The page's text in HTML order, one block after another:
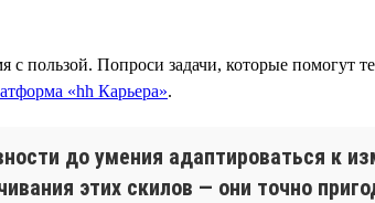
пользой. Попроси задачи, которые помогут
«hh Карьера».
до умения адаптироваться к
этих скилов — они точно